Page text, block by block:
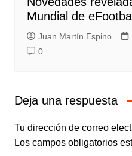
Mundial de
Juan Martín Espino
0
Deja una respuesta
Tu dirección de correo
Los campos obligatorios